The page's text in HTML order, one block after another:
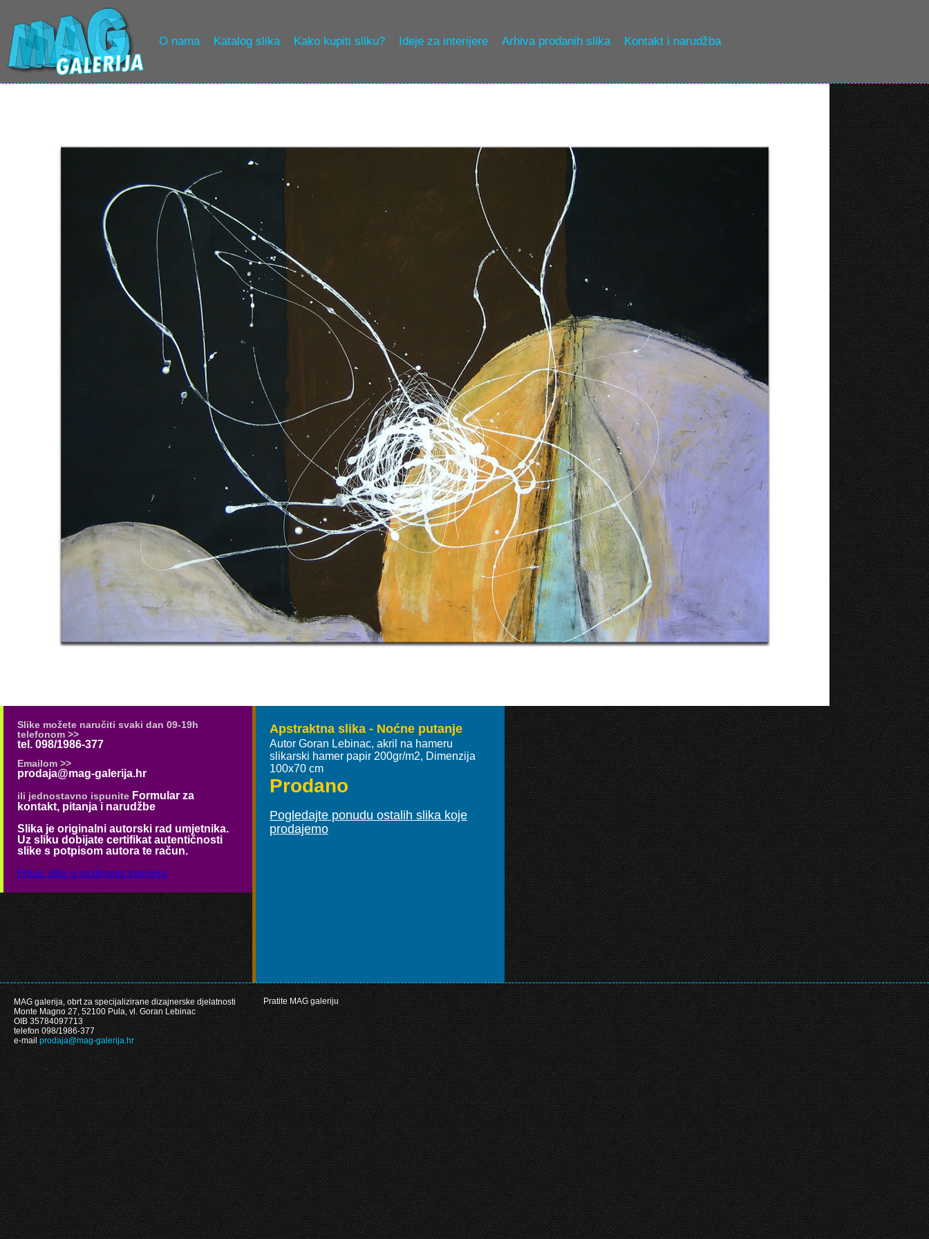
O nama Katalog slika Kako kupiti sliku? Ideje za interijere Arhiva prodanih slika Kontakt i narudžba
Slike možete naručiti svaki dan 09-19h
telefonom >>
tel. 098/1986-377
Emailom >>
prodaja@mag-galerija.hr
ili jednostavno ispunite Formular za
kontakt, pitanja i narudžbe
Slika je originalni autorski rad umjetnika.
Uz sliku dobijate certifikat autentičnosti
slike s potpisom autora te račun.
Prikaz slike u modernom interijeru
Apstraktna slika - Noćne putanje
Autor Goran Lebinac, akril na hameru
slikarski hamer papir 200gr/m2, Dimenzija
100x70 cm
Prodano
Pogledajte ponudu ostalih slika koje
prodajemo
MAG galerija, obrt za specijalizirane dizajnerske djelatnosti
Monte Magno 27, 52100 Pula, vl. Goran Lebinac
OIB 35784097713
telefon 098/1986-377
e-mailprodaja@mag-galerija.hr
Pratite MAG galeriju